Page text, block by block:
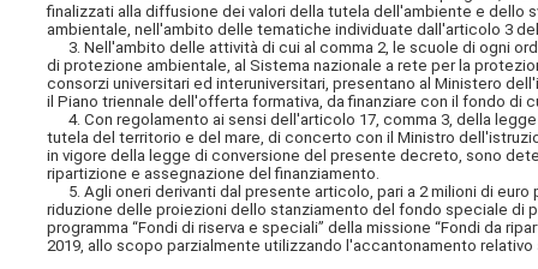
finalizzati alla diffusione dei valori della tutela dell'ambiente e
ambientale, nell'ambito delle tematiche individuate dall'articolo 3
3. Nell'ambito delle attività di cui al comma 2, le scuole di ogni
di protezione ambientale, al Sistema nazionale a rete per la
consorzi universitari ed interuniversitari, presentano al Ministero
il Piano triennale dell'offerta formativa, da finanziare con il fondo di
4. Con regolamento ai sensi dell'articolo 17, comma 3, della
tutela del territorio e del mare, di concerto con il Ministro
in vigore della legge di conversione del presente decreto, sono
ripartizione e assegnazione del finanziamento.
5. Agli oneri derivanti dal presente articolo, pari a 2 milioni di euro
riduzione delle proiezioni dello stanziamento del fondo speciale di
programma “Fondi di riserva e speciali” della missione “Fondi da
2019, allo scopo parzialmente utilizzando l'accantonamento